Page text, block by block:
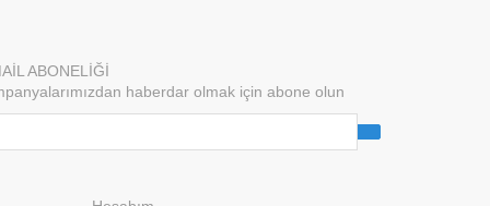
ABONELİĞİ
haberdar olmak için abone olun